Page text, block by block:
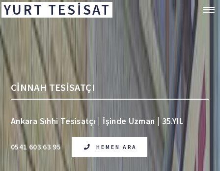
YURT TESİSAT
CİNNAH TESİSATÇI
Ankara Sıhhi Tesisatçı | İşinde Uzman | 35.YIL
0541 603 63 95 HEMEN ARA